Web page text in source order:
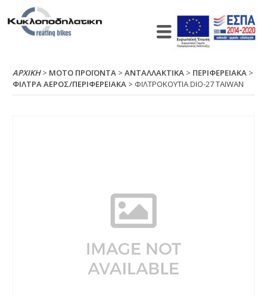
ΑΡΧΙΚΉ> ΜΟΤΟ ΠΡΟΪΟΝΤΑ >ΑΝΤΑΛΛΑΚΤΙΚΑ > ΠΕΡΙΦΕΡΕΙΑΚΑ >
ΦΙΛΤΡΑ ΑΕΡΟΣ/ΠΕΡΙΦΕΡΕΙΑΚΑ > ΦΙΛΤΡΟΚΟΥΤΙΑ DΙΟ-27 ΤΑΙWΑΝ